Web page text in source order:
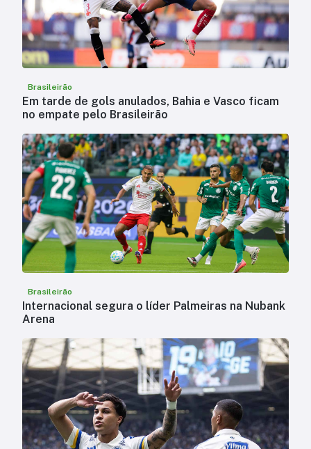
Brasileirão
Em tarde de gols anulados, Bahia e Vasco ficam
no empate pelo Brasileirão
Brasileirão
Internacional segura o líder Palmeiras na Nubank
Arena